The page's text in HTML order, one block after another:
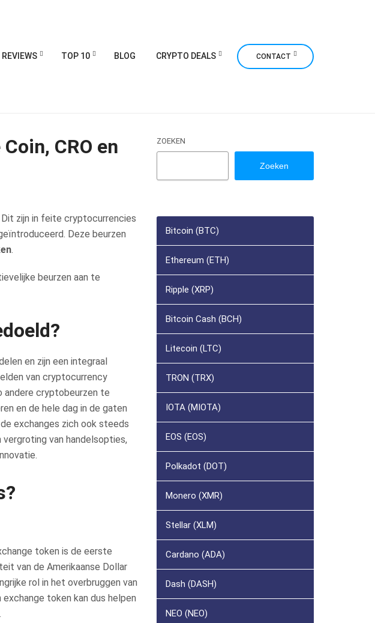
REVIEWS TOP 10 BLOG CRYPTO DEALS CONTACT
CRO en
Dit zijn in feite cryptocurrencies
Deze beurzen
.
beurzen aan te
en zijn een integraal
van cryptocurrency
andere cryptobeurzen te
en de hele dag in de gaten
exchanges zich ook steeds
vergroting van handelsopties,
token is de eerste
van de Amerikaanse Dollar
rol in het overbruggen van
token kan dus helpen
ZOEKEN
Zoeken
Bitcoin (BTC)
Ethereum (ETH)
Ripple (XRP)
Bitcoin Cash (BCH)
Litecoin (LTC)
TRON (TRX)
IOTA (MIOTA)
EOS (EOS)
Polkadot (DOT)
Monero (XMR)
Stellar (XLM)
Cardano (ADA)
Dash (DASH)
NEO (NEO)